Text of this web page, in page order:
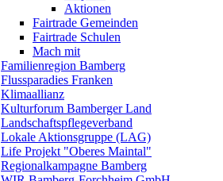
Aktionen
Fairtrade Gemeinden
Fairtrade Schulen
Mach mit
Familienregion Bamberg
Flussparadies Franken
Klimaallianz
Kulturforum Bamberger Land
Landschaftspflegeverband
Lokale Aktionsgruppe (LAG)
Life Projekt "Oberes Maintal"
Regionalkampagne Bamberg